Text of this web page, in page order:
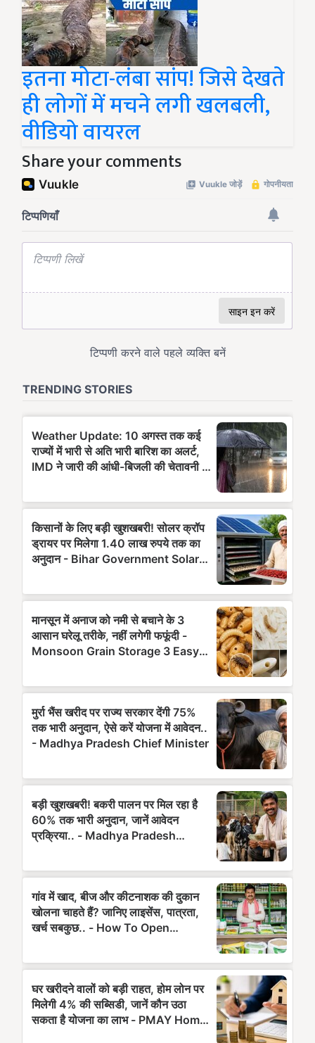
इतना मोटा-लंबा सांप! जिसे देखते
ही लोगों में मचने लगी खलबली,
वीडियो वायरल
Share your comments